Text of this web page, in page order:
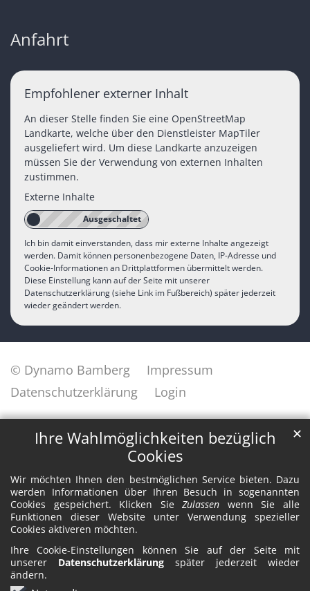
Ihre Wahlmöglichkeiten bezüglich
Cookies
Wir möchten Ihnen den bestmöglichen Service bieten. Dazu
werden Informationen über Ihren Besuch in sogenannten
Cookies gespeichert. Klicken SieZulassen wenn Sie alle
Funktionen dieser Website unter Verwendung spezieller
Cookies aktiveren möchten.
Ihre Cookie-Einstellungen können Sie auf der Seite mit
unserer Datenschutzerklärung später jederzeit wieder
ändern.
✕
Anfahrt
Empfohlener externer Inhalt
An dieser Stelle finden Sie eine OpenStreetMap
Landkarte, welche über den Dienstleister MapTiler
ausgeliefert wird. Um diese Landkarte anzuzeigen
müssen Sie der Verwendung von externen Inhalten
zustimmen.
Externe Inhalte
Ich bin damit einverstanden, dass mir externe Inhalte angezeigt
werden. Damit können personenbezogene Daten, IP-Adresse und
Cookie-Informationen an Drittplattformen übermittelt werden.
Diese Einstellung kann auf der Seite mit unserer
Datenschutzerklärung (siehe Link im Fußbereich) später jederzeit
wieder geändert werden.
© Dynamo Bamberg
Impressum
Datenschutzerklärung
Login